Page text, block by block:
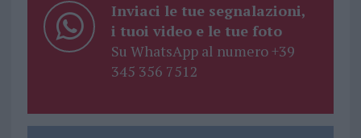
Inviaci le tue segnalazioni,
i tuoi video e le tue foto
Su WhatsApp al numero +39
345 356 7512